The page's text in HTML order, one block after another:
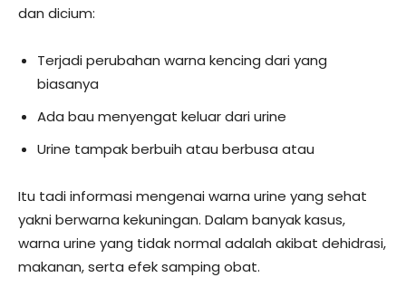
dan dicium:
Terjadi perubahan warna kencing dari yang
biasanya
Ada bau menyengat keluar dari urine
Urine tampak berbuih atau berbusa atau
Itu tadi informasi mengenai warna urine yang sehat
yakni berwarna kekuningan. Dalam banyak kasus,
warna urine yang tidak normal adalah akibat dehidrasi,
makanan, serta efek samping obat.